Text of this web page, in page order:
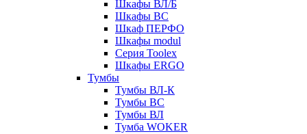
Шкафы ВЛ/Б
Шкафы ВС
Шкаф ПЕРФО
Шкафы modul
Серия Toolex
Шкафы ERGO
Тумбы
Тумбы ВЛ-К
Тумбы ВС
Тумбы ВЛ
Тумба WOKER